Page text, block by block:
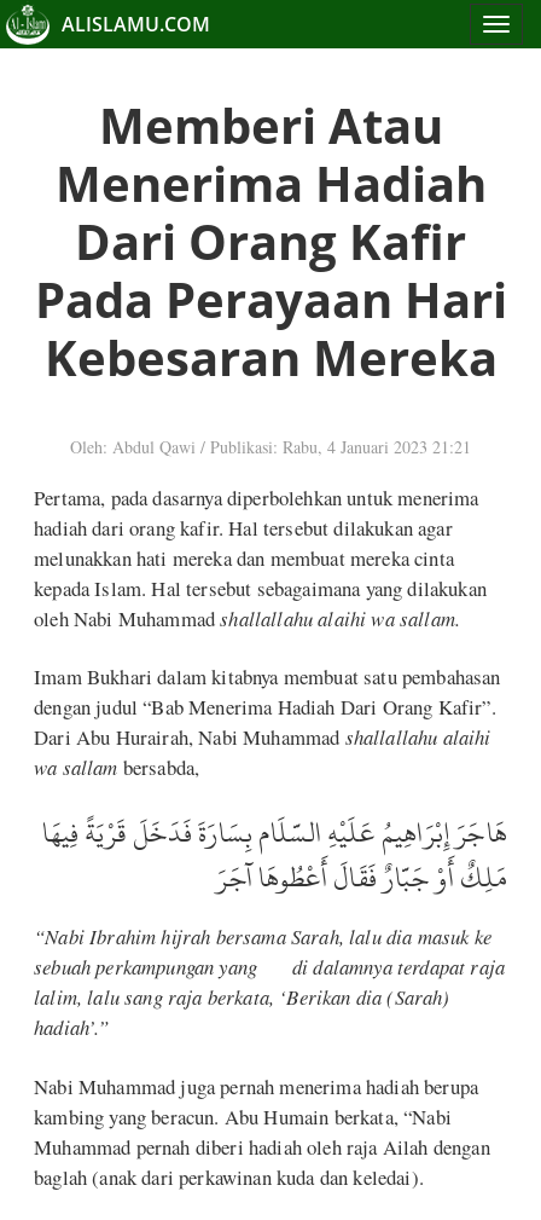
Toggle
ALISLAMU.COM
Memberi Atau
Menerima Hadiah
Dari Orang Kafir
Pada Perayaan Hari
Kebesaran Mereka
Oleh: Abdul Qawi / Publikasi: Rabu, 4 Januari 2023 21:21
Pertama, pada dasarnya diperbolehkan untuk menerima
hadiah dari orang kafir. Hal tersebut dilakukan agar
melunakkan hati mereka dan membuat mereka cinta
kepada Islam. Hal tersebut sebagaimana yang dilakukan
oleh Nabi Muhammadshallallahu alaihi wa sallam.
Imam Bukhari dalam kitabnya membuat satu pembahasan
dengan judul “Bab Menerima Hadiah Dari Orang Kafir”.
Dari Abu Hurairah, Nabi Muhammad shallallahu alaihi
wa sallam bersabda,
هَاجَرَ إِبْرَاهِيمُ عَلَيْهِ السَّلَام بِسَارَةَ فَدَخَلَ قَرْيَةً فِيهَا
مَلِكٌ أَوْ جَبَّارٌ فَقَالَ أَعْطُوهَا آجَرَ
“Nabi Ibrahim hijrah bersama Sarah, lalu dia masuk ke
sebuah perkampungan yang di dalamnya terdapat raja
lalim, lalu sang raja berkata, ‘Berikan dia (Sarah)
hadiah’.”
Nabi Muhammad juga pernah menerima hadiah berupa
kambing yang beracun. Abu Humain berkata, “Nabi
Muhammad pernah diberi hadiah oleh raja Ailah dengan
baglah (anak dari perkawinan kuda dan keledai).